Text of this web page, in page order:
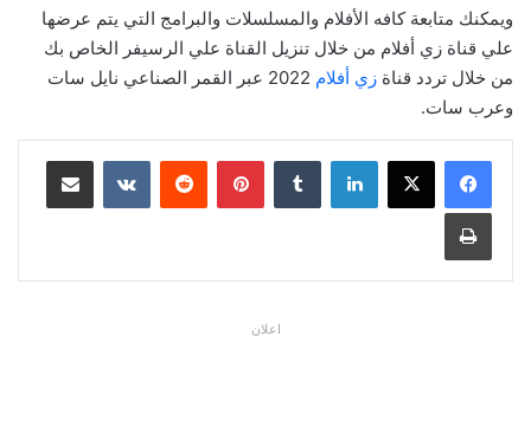
ويمكنك متابعة كافه الأفلام والمسلسلات والبرامج التي يتم عرضها
علي قناة زي أفلام من خلال تنزيل القناة علي الرسيفر الخاص بك
من خلال تردد قناة زي أفلام
2022 عبر القمر الصناعي نايل سات
وعرب سات.
لينكدإن بينتيريست مشاركة عبر البريد
طباعة
اعلان